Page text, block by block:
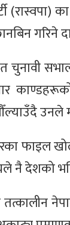
गरिने
चुनावी
उनले
फाइल
नै देशको